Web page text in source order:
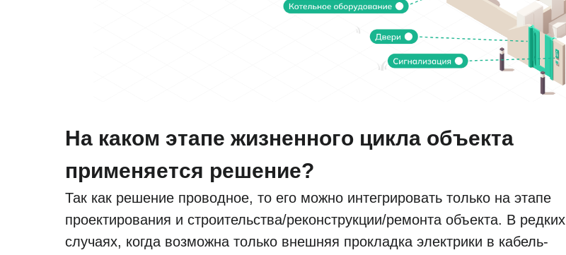
На каком этапе жизненного цикла объекта
применяется решение?
Так как решение проводное, то его можно интегрировать только на этапе
проектирования и строительства/реконструкции/ремонта объекта. В редких
случаях, когда возможна только внешняя прокладка электрики в кабель-